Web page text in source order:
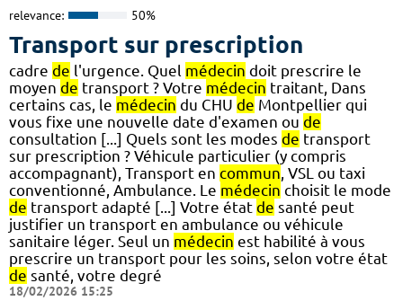
relevance: 50%
Transport sur prescription
cadre de l'urgence. Quel médecin doit prescrire le
moyen de transport ? Votre médecin traitant, Dans
certains cas, le médecin du CHU de Montpellier qui
vous fixe une nouvelle date d'examen ou de
consultation [...] Quels sont les modes de transport
sur prescription ? Véhicule particulier (y compris
accompagnant), Transport en commun, VSL ou taxi
conventionné, Ambulance. Le médecin choisit le mode
de transport adapté [...] Votre état de santé peut
justifier un transport en ambulance ou véhicule
sanitaire léger. Seul un médecin est habilité à vous
prescrire un transport pour les soins, selon votre état
de santé, votre degré
18/02/2026 15:25